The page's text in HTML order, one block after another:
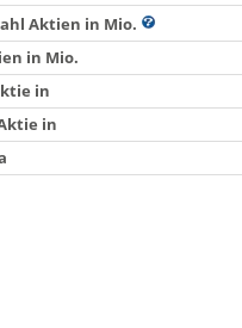
Aktien in Mio.
in Mio.
in
in